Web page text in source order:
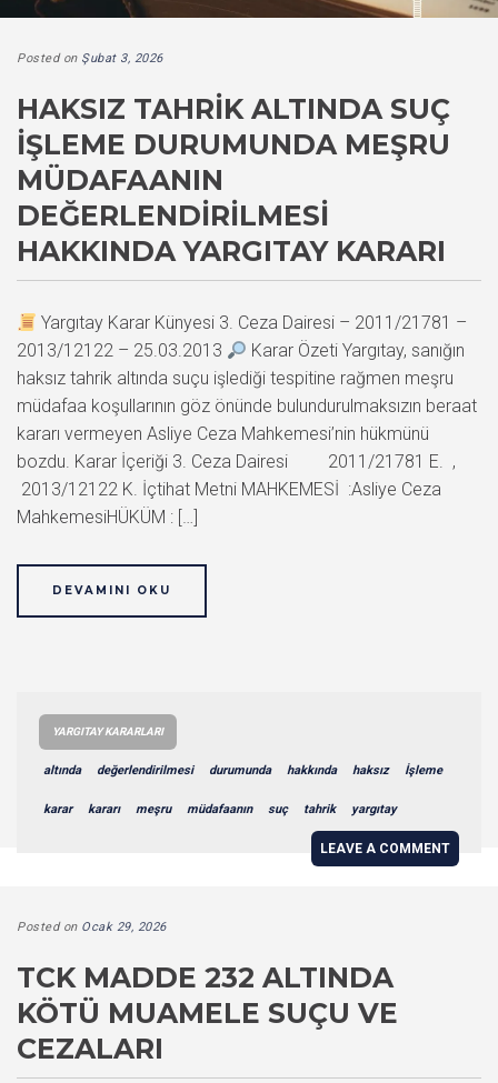
Posted on Şubat 3, 2026
HAKSIZ TAHRIK ALTINDA SUÇ
İŞLEME DURUMUNDA MEŞRU
MÜDAFAANIN
DEĞERLENDIRILMESI
HAKKINDA YARGITAY KARARI
Yargıtay Karar Künyesi 3. Ceza Dairesi – 2011/21781 –
2013/12122 – 25.03.2013
Karar Özeti Yargıtay, sanığın
haksız tahrik altında suçu işlediği tespitine rağmen meşru
müdafaa koşullarının göz önünde bulundurulmaksızın beraat
kararı vermeyen Asliye Ceza Mahkemesi’nin hükmünü
bozdu. Karar İçeriği 3. Ceza Dairesi 2011/21781 E. ,
2013/12122 K. İçtihat Metni MAHKEMESİ :Asliye Ceza
MahkemesiHÜKÜM : […]
DEVAMINI OKU
YARGITAY KARARLARI
altında değerlendirilmesi durumunda hakkında haksız İşleme
karar kararı meşru müdafaanın suç tahrik yargıtay
LEAVE A COMMENT
Posted on Ocak 29, 2026
TCK MADDE 232 ALTINDA
KÖTÜ MUAMELE SUÇU VE
CEZALARI